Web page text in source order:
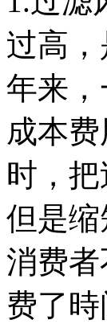
过高
年来
成本
时，
但是
消费
费了